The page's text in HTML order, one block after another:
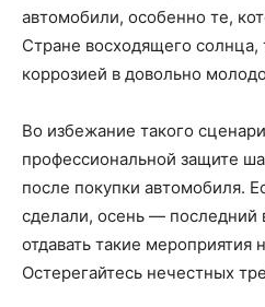
автомобили, особенно те,
Стране восходящего солнца,
коррозией в довольно
Во избежание такого
профессиональной защите
после покупки автомобиля.
сделали, осень — последний
отдавать такие мероприятия
Остерегайтесь нечестных